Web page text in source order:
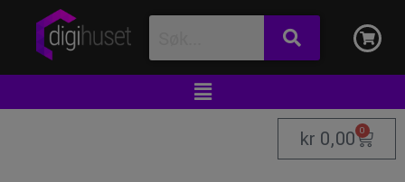
kr 0,00 0